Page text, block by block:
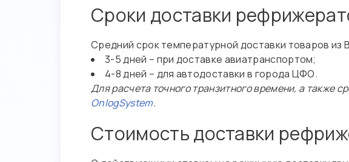
Сроки доставки
Средний срок температурной доставки товаров из
3-5 дней – при доставке авиатранспортом;
4-8 дней – для автодоставки в города ЦФО.
Для расчета точного транзитного времени, а также
OnlogSystem.
Стоимость доставки